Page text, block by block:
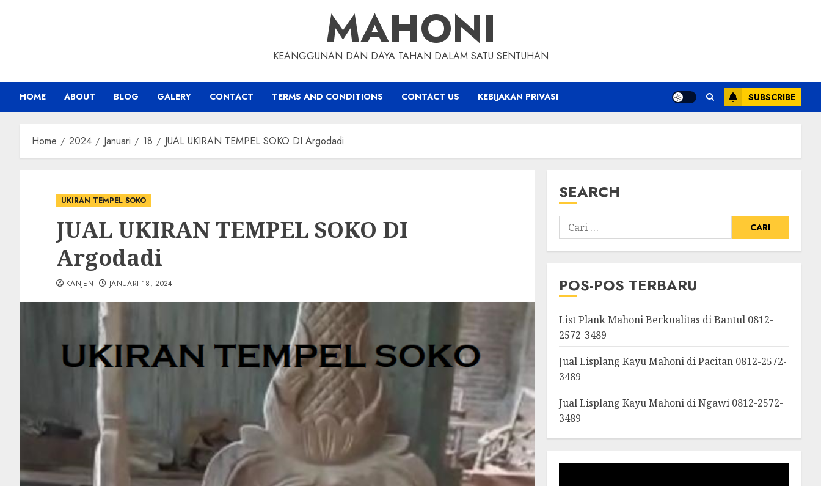
MAHONI
KEANGGUNAN DAN DAYA TAHAN DALAM SATU SENTUHAN
HOME ABOUT BLOG GALERY CONTACT TERMS AND CONDITIONS CONTACT US KEBIJAKAN PRIVASI SUBSCRIBE
Home 2024 Januari 18 JUAL UKIRAN TEMPEL SOKO DI Argodadi
UKIRAN TEMPEL SOKO
JUAL UKIRAN TEMPEL SOKO DI
Argodadi
KANJEN JANUARI 18, 2024
SEARCH
POS-POS TERBARU
List Plank Mahoni Berkualitas di Bantul 0812-
2572-3489
Jual Lisplang Kayu Mahoni di Pacitan 0812-2572-
3489
Jual Lisplang Kayu Mahoni di Ngawi 0812-2572-
3489